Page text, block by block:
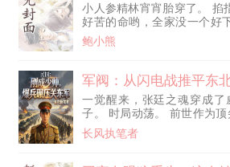
小人参精林宵宵胎穿了。 掐
好苦的命哟，全家没一个好
里的水吧，你疼爱的小姑子
【我亲大哥刷马厩掏猪粪，
被冒牌二哥哄着练了邪功，
【最惨的还是我，被渣爹狸
卖进青楼被活活折磨死。】
打算干了最后这杯奶就准备
鲍小熊
军阀：从闪电战推平东
一觉醒来，张廷之魂穿成了
子。 时局动荡。 前世作为顶
不甘心看着大好河山沦丧。
在大帅面前立下军令状，拉
长风执笔者